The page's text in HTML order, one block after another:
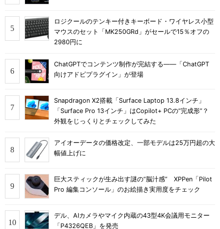
ロジクールのテンキー付きキーボード・ワイヤレス小型
マウスのセット「MK250GRd」がセールで15％オフの
2980円に
ChatGPTでコンテンツ制作が完結する――「ChatGPT
向けアドビプラグイン」が登場
Snapdragon X2搭載「Surface Laptop 13.8インチ」
「Surface Pro 13インチ」はCopilot+ PCの“完成形”？
外観をじっくりとチェックしてみた
アイオーデータの価格改定、一部モデルは25万円超の大
幅値上げに
巨大スティックが生み出す謎の“脳汁感” XPPen「Pilot
Pro 編集コンソール」のお絵描き実用度をチェック
デル、AIカメラやマイク内蔵の43型4K会議用モニター
「P4326QEB」を発売